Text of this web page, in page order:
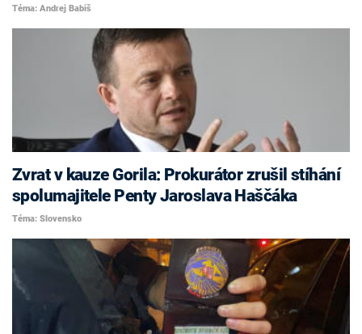
Téma: Andrej Babiš
Zvrat v kauze Gorila: Prokurátor zrušil stíhání
spolumajitele Penty Jaroslava Haščáka
Téma: Slovensko